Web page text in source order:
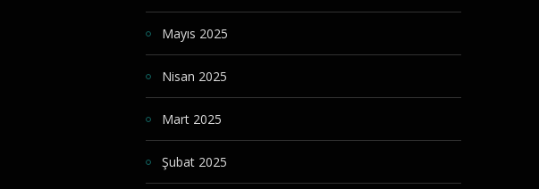
Mayıs 2025
Nisan 2025
Mart 2025
Şubat 2025